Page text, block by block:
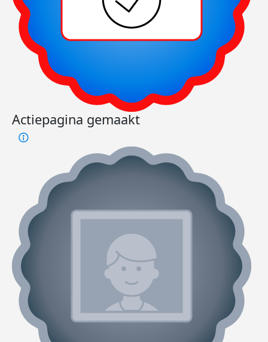
Actiepagina gemaakt